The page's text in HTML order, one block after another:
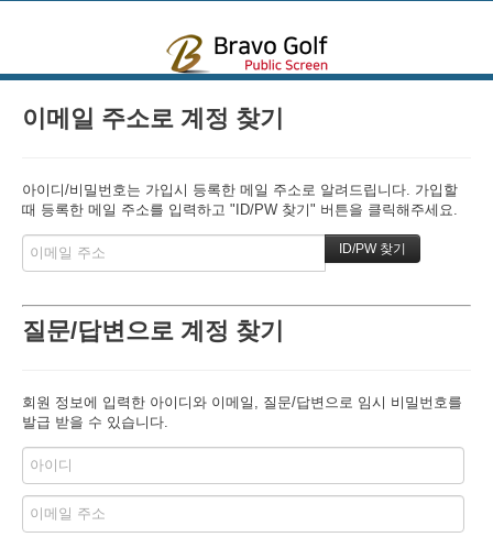
이메일 주소로 계정 찾기
아이디/비밀번호는 가입시 등록한 메일 주소로 알려드립니다. 가입할
때 등록한 메일 주소를 입력하고 "ID/PW 찾기" 버튼을 클릭해주세요.
질문/답변으로 계정 찾기
회원 정보에 입력한 아이디와 이메일, 질문/답변으로 임시 비밀번호를
발급 받을 수 있습니다.